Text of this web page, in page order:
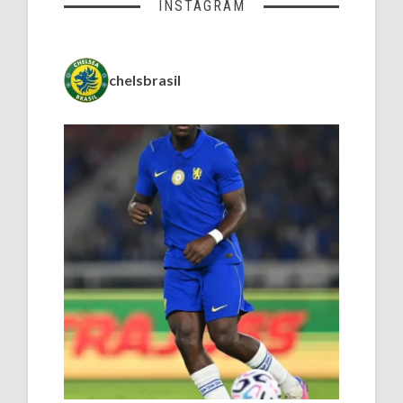
INSTAGRAM
chelsbrasil